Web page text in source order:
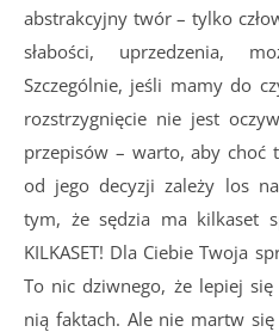
abstrakcyjny twór – tylko
słabości, uprzedzenia,
Szczególnie, jeśli mamy do
rozstrzygnięcie nie jest
przepisów – warto, aby choć
od jego decyzji zależy los
tym, że sędzia ma kilkaset
KILKASET! Dla Ciebie Twoja
To nic dziwnego, że lepiej
nią faktach. Ale nie martw